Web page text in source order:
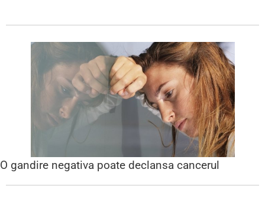
O gandire negativa poate declansa cancerul